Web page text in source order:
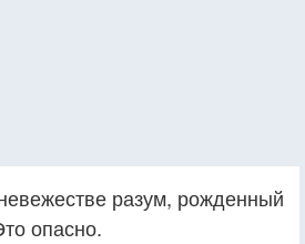
разум, рожденный
опасно.